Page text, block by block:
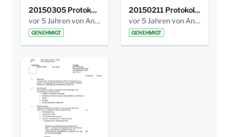
20150305 Protokoll Bismarckplatz _UrbanG_01.pdf
vor 5 Jahren von Anni Schlumberger
GENEHMIGT
20150211 Protokoll Bismarckplatz_Jugend_02b.pdf
vor 5 Jahren von Anni Schlumberger
GENEHMIGT